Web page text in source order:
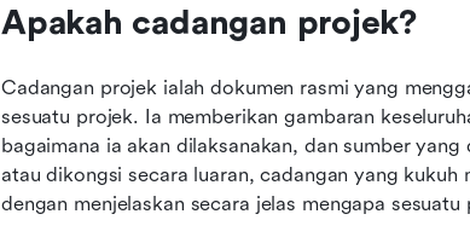
Apakah cadangan projek?
Cadangan projek ialah dokumen rasmi yang
sesuatu projek. Ia memberikan gambaran
bagaimana ia akan dilaksanakan, dan sumber
atau dikongsi secara luaran, cadangan yang
dengan menjelaskan secara jelas mengapa